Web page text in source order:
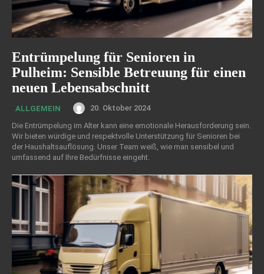
Entrümpelung für Senioren in
Pulheim: Sensible Betreuung für einen
neuen Lebensabschnitt
ALLGEMEIN
20. Oktober 2024
Die Entrümpelung im Alter kann eine emotionale Herausforderung sein.
Wir bieten würdige und respektvolle Unterstützung für Senioren bei
der Haushaltsauflösung. Unser Team weiß, wie man sensibel und
umfassend auf Ihre Bedürfnisse eingeht.